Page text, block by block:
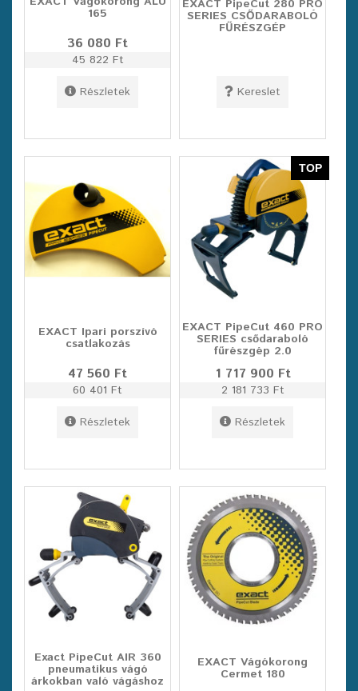
165
36 080 Ft
45 822 Ft
Részletek
EXACT PipeCut 280 PRO
SERIES CSŐDARABOLÓ
FŰRÉSZGÉP
Kereslet
EXACT Ipari porszívó
csatlakozás
47 560 Ft
60 401 Ft
Részletek
TOP
EXACT PipeCut 460 PRO
SERIES csődaraboló
fűrészgép 2.0
1 717 900 Ft
2 181 733 Ft
Részletek
Exact PipeCut AIR 360
pneumatikus vágó
árkokban való vágáshoz
EXACT Vágókorong
Cermet 180